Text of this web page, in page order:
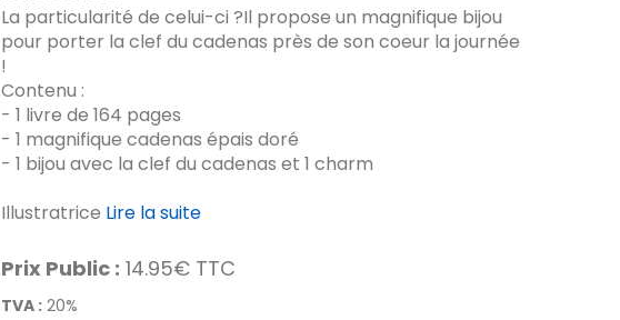
La particularité de celui-ci ?Il propose un magnifique bijou
pour porter la clef du cadenas près de son coeur la journée
!
Contenu :
- 1 livre de 164 pages
- 1 magnifique cadenas épais doré
- 1 bijou avec la clef du cadenas et 1 charm
Illustratrice Lire la suite
Prix Public : 14.95€ TTC
TVA : 20%